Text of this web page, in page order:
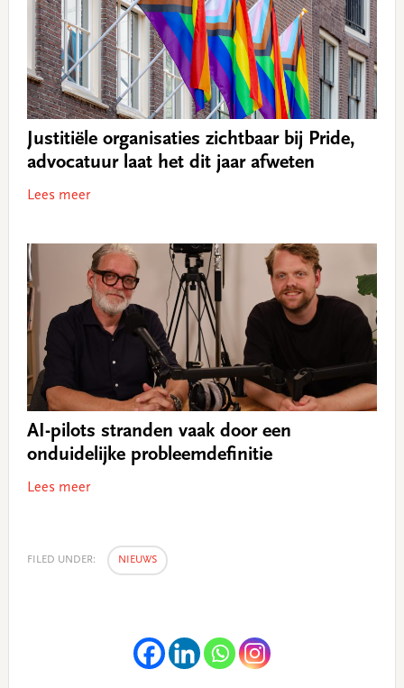
Justitiële organisaties zichtbaar bij Pride,
advocatuur laat het dit jaar afweten
Lees meer
AI-pilots stranden vaak door een
onduidelijke probleemdefinitie
Lees meer
FILED UNDER: NIEUWS